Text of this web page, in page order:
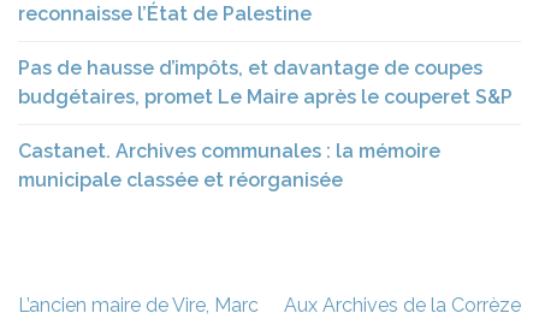
reconnaisse l’État de Palestine
Pas de hausse d’impôts, et davantage de coupes
budgétaires, promet Le Maire après le couperet S&P
Castanet. Archives communales : la mémoire
municipale classée et réorganisée
Navigation
L’ancien maire de Vire, Marc Aux Archives de la Corrèze